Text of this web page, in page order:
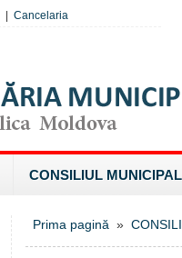
Cancelaria
CONSILIUL MUNICIPAL
Prima pagină »